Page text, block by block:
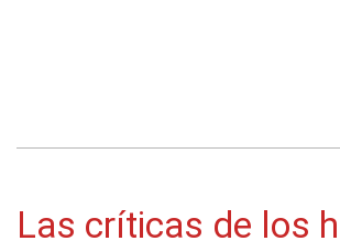
Las críticas de los